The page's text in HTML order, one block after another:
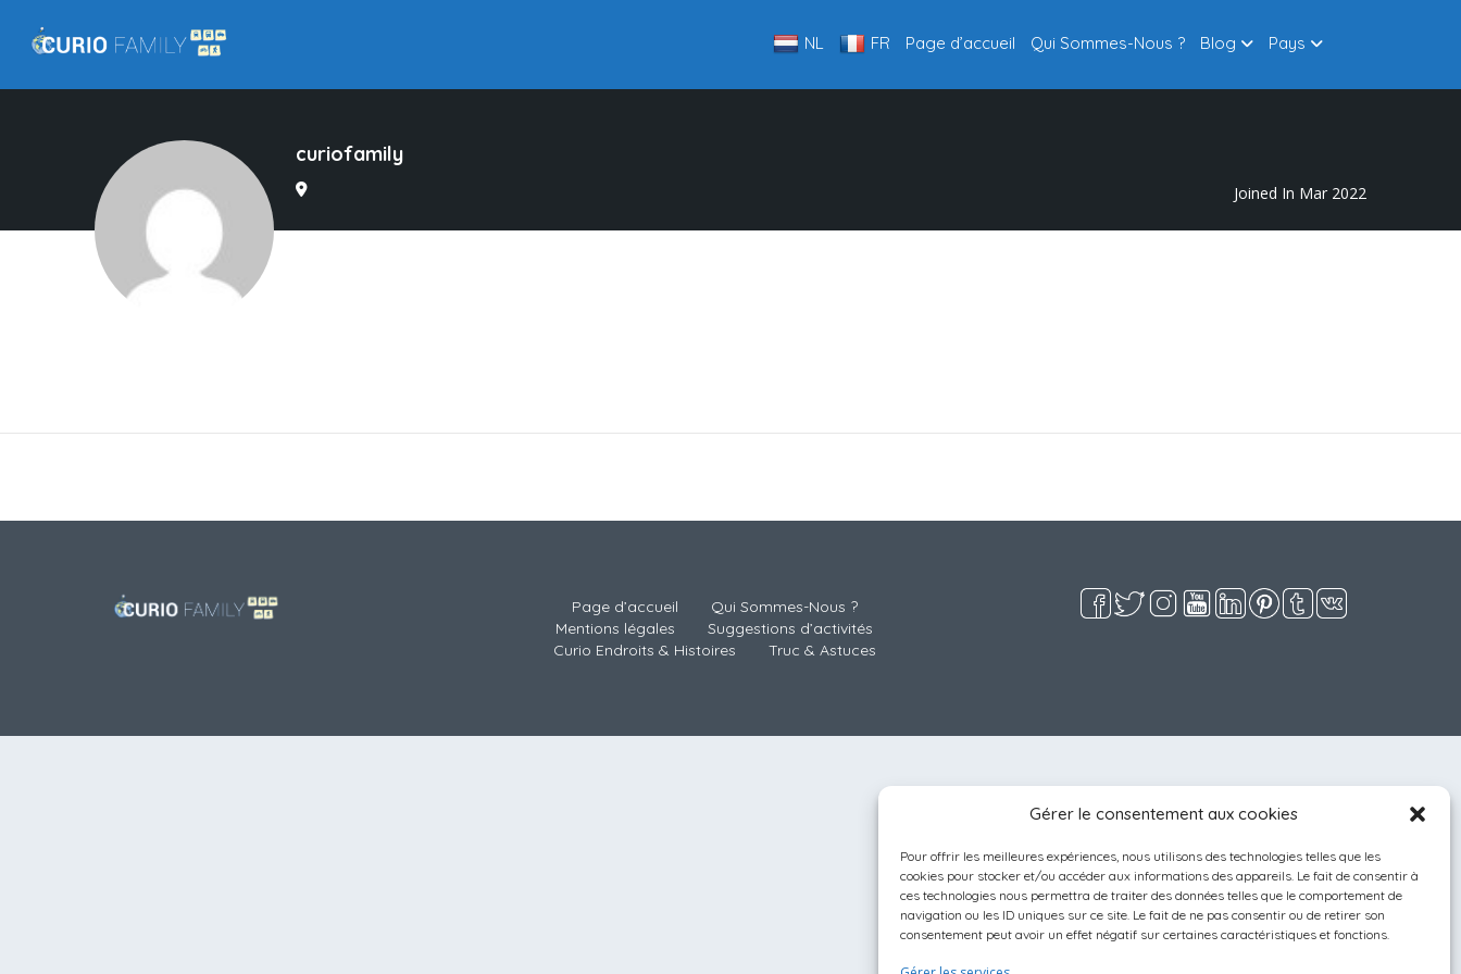
Gérer le consentement aux cookies
Pour offrir les meilleures expériences, nous utilisons des technologies telles que les
cookies pour stocker et/ou accéder aux informations des appareils. Le fait de consentir à
ces technologies nous permettra de traiter des données telles que le comportement de
navigation ou les ID uniques sur ce site. Le fait de ne pas consentir ou de retirer son
consentement peut avoir un effet négatif sur certaines caractéristiques et fonctions.
NL FR Page d’accueil Qui Sommes-Nous ? Blog Pays
curiofamily
Joined In Mar 2022
Page d’accueil
Qui Sommes-Nous ?
Mentions légales
Suggestions d’activités
Curio Endroits & Histoires
Truc & Astuces